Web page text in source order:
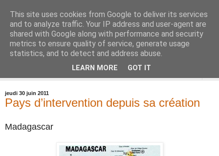
jeudi 30 juin 2011
Pays d’intervention depuis sa création
Madagascar
This site uses cookies from Google to deliver its services
and to analyze traffic. Your IP address and user-agent are
shared with Google along with performance and security
metrics to ensure quality of service, generate usage
statistics, and to detect and address abuse.
LEARN MORE GOT IT